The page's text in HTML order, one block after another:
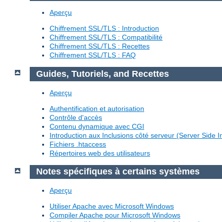
Aperçu
Chiffrement SSL/TLS : Introduction
Chiffrement SSL/TLS : Compatibilité
Chiffrement SSL/TLS : Recettes
Chiffrement SSL/TLS : FAQ
Guides, Tutoriels, and Recettes
Aperçu
Authentification et autorisation
Contrôle d'accès
Contenu dynamique avec CGI
Introduction aux Inclusions côté serveur (Server Side
Fichiers .htaccess
Répertoires web des utilisateurs
Notes spécifiques à certains systèmes
Aperçu
Utiliser Apache avec Microsoft Windows
Compiler Apache pour Microsoft Windows